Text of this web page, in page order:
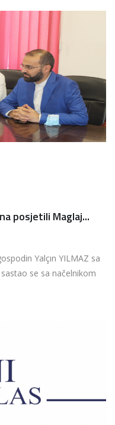
posjetili Maglaj...
Yalçın YILMAZ sa
se sa načelnikom